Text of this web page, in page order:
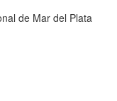
de Mar del Plata